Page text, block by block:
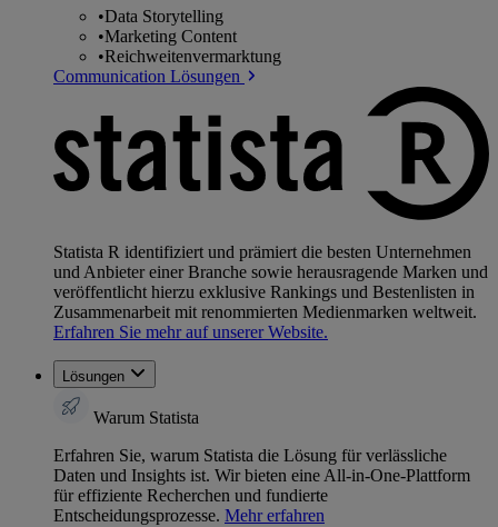
•Data Storytelling
•Marketing Content
•Reichweitenvermarktung
Communication Lösungen
Statista R identifiziert und prämiert die besten Unternehmen
und Anbieter einer Branche sowie herausragende Marken und
veröffentlicht hierzu exklusive Rankings und Bestenlisten in
Zusammenarbeit mit renommierten Medienmarken weltweit.
Erfahren Sie mehr auf unserer Website.
Lösungen
Warum Statista
Erfahren Sie, warum Statista die Lösung für verlässliche
Daten und Insights ist. Wir bieten eine All-in-One-Plattform
für effiziente Recherchen und fundierte
Entscheidungsprozesse. Mehr erfahren